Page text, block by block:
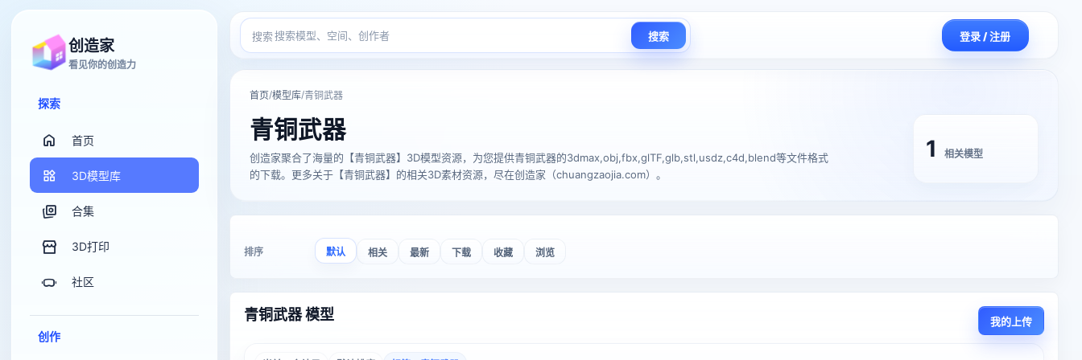
创造家
看见你的创造力
探索
首页
3D模型库
合集
3D打印
社区
创作
搜索 搜索 登录 / 注册
首页/模型库/青铜武器
青铜武器
创造家聚合了海量的【青铜武器】3D模型资源，为您提供青铜武器的3dmax,obj,fbx,glTF,glb,stl,usdz,c4d,blend等文件格式
的下载。更多关于【青铜武器】的相关3D素材资源，尽在创造家（chuangzaojia.com）。
1 相关模型
排序 默认 相关 最新 下载 收藏 浏览
青铜武器 模型 我的上传